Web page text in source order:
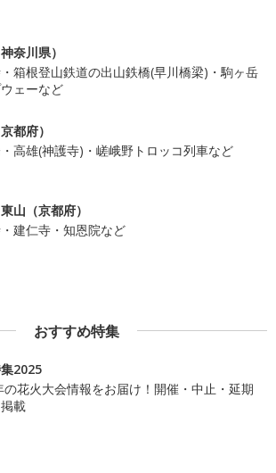
奈川県）
箱根登山鉄道の出山鉄橋(早川橋梁)・駒ヶ岳
ェーなど
都府）
高雄(神護寺)・嵯峨野トロッコ列車など
山（京都府）
建仁寺・知恩院など
おすすめ特集
2025
の花火大会情報をお届け！開催・中止・延期
載